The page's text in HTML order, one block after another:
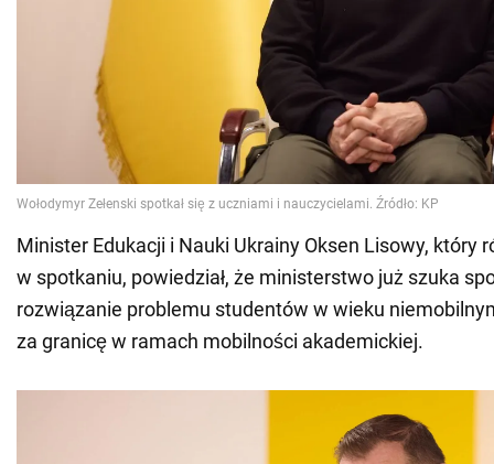
Minister Edukacji i Nauki Ukrainy Oksen Lisowy, który
w spotkaniu, powiedział, że ministerstwo już szuka
rozwiązanie problemu studentów w wieku
za granicę w ramach mobilności akademickiej.